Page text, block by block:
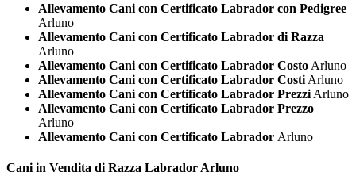
Allevamento Cani con Certificato Labrador con Pedigree
Arluno
Allevamento Cani con Certificato Labrador di Razza
Arluno
Allevamento Cani con Certificato Labrador Costo Arluno
Allevamento Cani con Certificato Labrador Costi Arluno
Allevamento Cani con Certificato Labrador Prezzi Arluno
Allevamento Cani con Certificato Labrador Prezzo
Arluno
Allevamento Cani con Certificato Labrador Arluno
Cani in Vendita di Razza Labrador Arluno